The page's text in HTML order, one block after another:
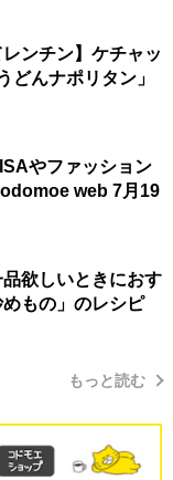
ンチン】ケチャッ
どんナポリタン」
やファッション
web 7月19
品欲しいときにおす
もの」のレシピ
もっと読む